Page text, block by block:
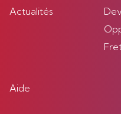
Actualités
Aide